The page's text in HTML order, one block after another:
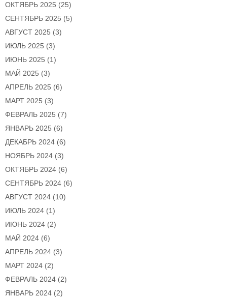
ОКТЯБРЬ 2025 (25)
СЕНТЯБРЬ 2025 (5)
АВГУСТ 2025 (3)
ИЮЛЬ 2025 (3)
ИЮНЬ 2025 (1)
МАЙ 2025 (3)
АПРЕЛЬ 2025 (6)
МАРТ 2025 (3)
ФЕВРАЛЬ 2025 (7)
ЯНВАРЬ 2025 (6)
ДЕКАБРЬ 2024 (6)
НОЯБРЬ 2024 (3)
ОКТЯБРЬ 2024 (6)
СЕНТЯБРЬ 2024 (6)
АВГУСТ 2024 (10)
ИЮЛЬ 2024 (1)
ИЮНЬ 2024 (2)
МАЙ 2024 (6)
АПРЕЛЬ 2024 (3)
МАРТ 2024 (2)
ФЕВРАЛЬ 2024 (2)
ЯНВАРЬ 2024 (2)